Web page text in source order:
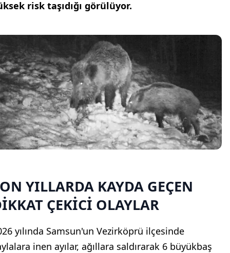
risk taşıdığı görülüyor.
YILLARDA KAYDA GEÇEN
ÇEKİCİ OLAYLAR
yılında Samsun'un Vezirköprü ilçesinde
inen ayılar, ağıllara saldırarak 6 büyükbaş